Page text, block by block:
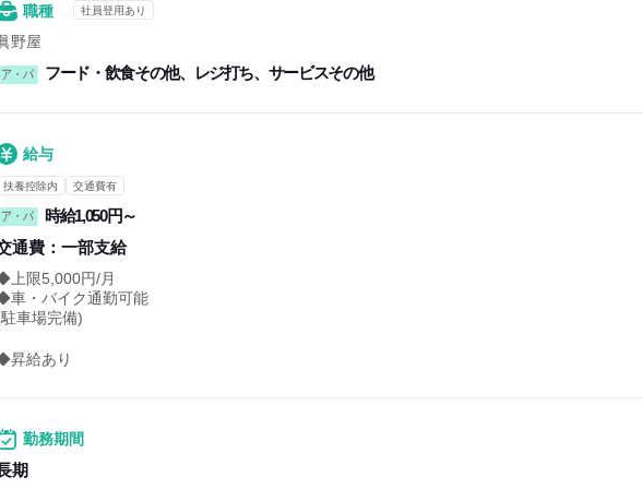
職種 社員登用あり
野屋
ア・パ フード・飲食その他、レジ打ち、サービスその他
給与
扶養控除内 交通費有
ア・パ
時給1,050円～
通費： 一部支給
上限5,000円/月
車・バイク通勤可能
車場完備)
昇給あり
勤務期間
期